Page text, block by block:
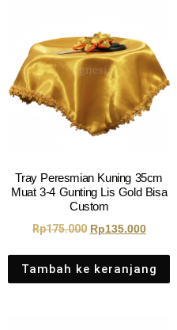
Tray Peresmian Kuning 35cm
Muat 3-4 Gunting Lis Gold Bisa
Custom
Rp175.000 Rp135.000
Tambah ke keranjang